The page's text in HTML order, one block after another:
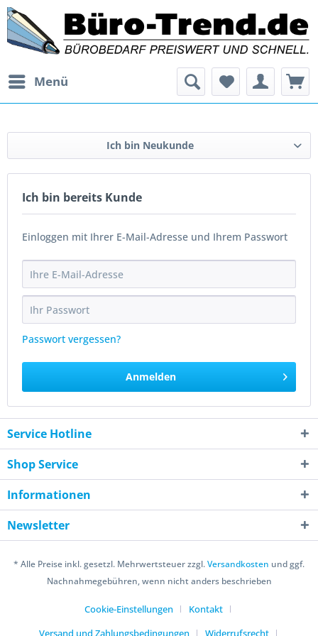
Menü
Ich bin Neukunde
Ich bin bereits Kunde
Einloggen mit Ihrer E-Mail-Adresse und Ihrem Passwort
Passwort vergessen?
Anmelden
Service Hotline
Shop Service
Informationen
Newsletter
* Alle Preise inkl. gesetzl. Mehrwertsteuer zzgl.Versandkosten und ggf.
Nachnahmegebühren, wenn nicht anders beschrieben
Cookie-Einstellungen
Kontakt
Versand und Zahlungsbedingungen
Widerrufsrecht